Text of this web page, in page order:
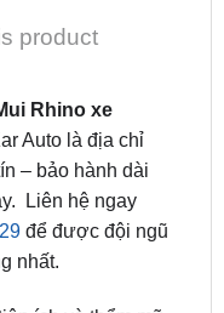
product
Rhino xe
Auto là địa chỉ
– bảo hành dài